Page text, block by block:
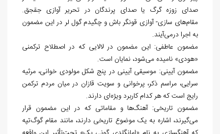
صدای زوزه گرگ یا صدای پرندگان در تحریر آوازی جق‎جق.
مقام‌های سازی- آوازی قونگر باش و چگیدم گول لر در این مضمون
به اجرا درمی‌آیند.
مضمون عاطفی: این مضمون در لالایی که در اصطلاح ترکمنی
«هودی» نامیده می‌شود، نمایان است.
مضمون آیینی: موسیقی آیینی در پنج شکل مولودی خوانی، مرثیه
سرایی، مراسم ذکر، پرخوانی و سویت قازان در میان مردم ترکمن
رايج است که هر کدام کاربرد ویژه‌ای دارند.
مضمون تاریخی: آهنگ‌ها و مقاماتی که در این مضمون قرار
می‌گیرند، اشاره به یک موضوع تاریخی دارند، مانند مقام گوگ‌تپه